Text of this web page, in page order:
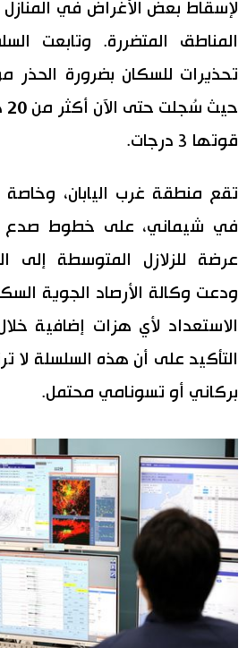
لايف ستايل
طوكيو
إعلان
لإسقاط بعض الأغراض في المنازل
المناطق المتضررة. وتابعت
تحذيرات للسكان بضرورة الحذر
قوتها 3 درجات.
تقع منطقة غرب اليابان،
في شيماني، على خطوط صدع
عرضة للزلازل المتوسطة إلى
ودعت وكالة الأرصاد الجوية
الاستعداد لأي هزات إضافية
التأكيد على أن هذه السلسلة لا
بركاني أو تسونامي محتمل.